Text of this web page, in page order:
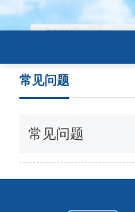
常见问题
常见问题